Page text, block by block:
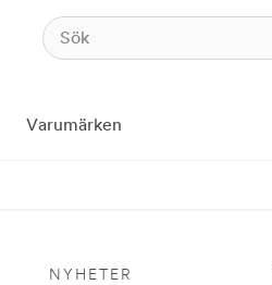
Varumärken
NYHETER